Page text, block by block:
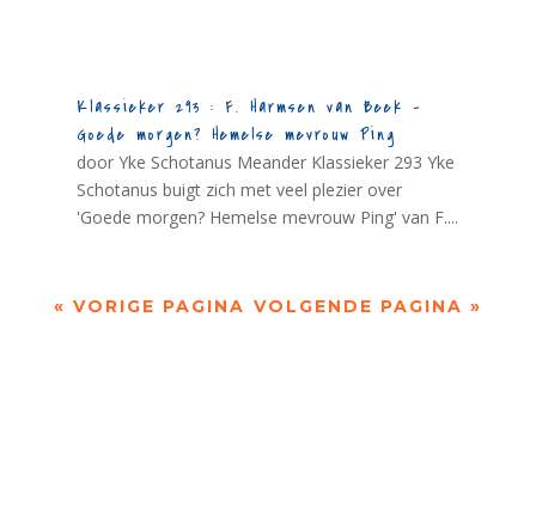
Klassieker 293 : F. Harmsen van Beek –
Goede morgen? Hemelse mevrouw Ping
door Yke Schotanus Meander Klassieker 293 Yke
Schotanus buigt zich met veel plezier over
'Goede morgen? Hemelse mevrouw Ping' van F....
« VORIGE PAGINA VOLGENDE PAGINA »